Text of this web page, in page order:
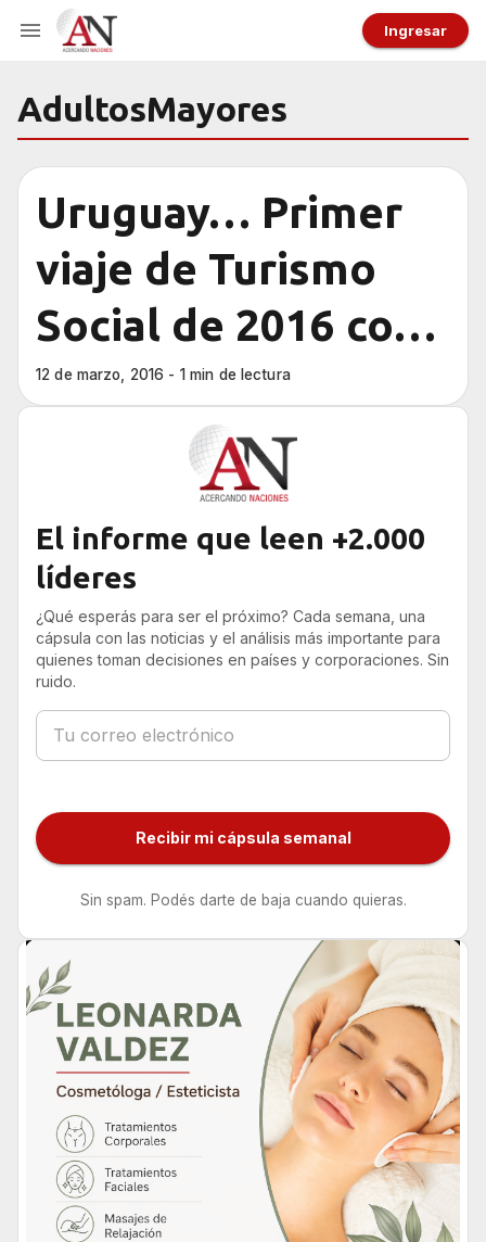
Ingresar
AdultosMayores
Uruguay… Primer
viaje de Turismo
Social de 2016 con
adultos mayores
12 de marzo, 2016 - 1 min de lectura
El informe que leen +2.000
líderes
¿Qué esperás para ser el próximo? Cada semana, una
cápsula con las noticias y el análisis más importante para
quienes toman decisiones en países y corporaciones. Sin
ruido.
Recibir mi cápsula semanal
Sin spam. Podés darte de baja cuando quieras.